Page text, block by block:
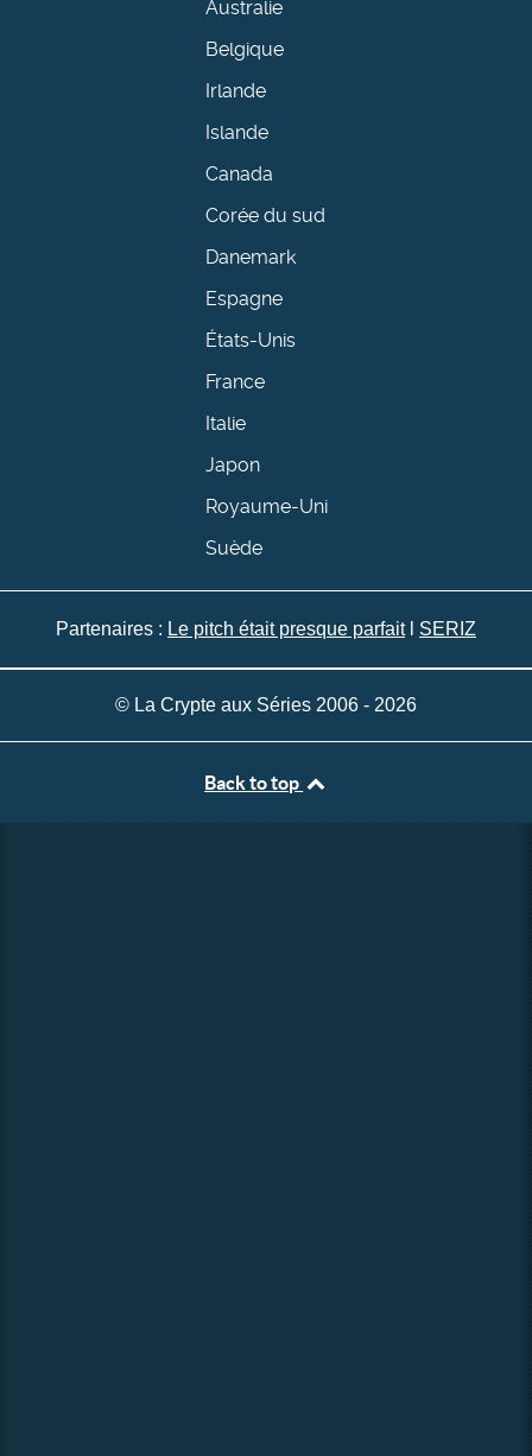
Australie
Belgique
Irlande
Islande
Canada
Corée du sud
Danemark
Espagne
États-Unis
France
Italie
Japon
Royaume-Uni
Suède
Partenaires : Le pitch était presque parfaitl SERIZ
© La Crypte aux Séries 2006 - 2026
Back to top